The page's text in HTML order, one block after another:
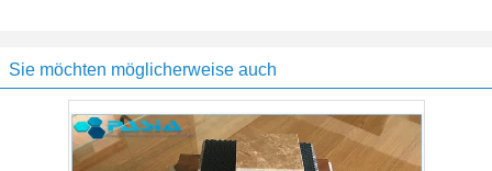
Sie möchten möglicherweise auch